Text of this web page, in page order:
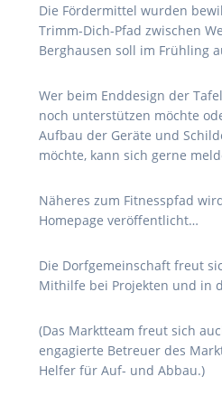
Die Fördermittel wurden
Trimm-Dich-Pfad zwischen
Berghausen soll im Frühling
Wer beim Enddesign der
noch unterstützen möchte
Aufbau der Geräte und
möchte, kann sich gerne
Näheres zum Fitnesspfad
Homepage veröffentlicht…
Die Dorfgemeinschaft freut
Mithilfe bei Projekten und in
(Das Marktteam freut sich
engagierte Betreuer des
Helfer für Auf- und Abbau.)